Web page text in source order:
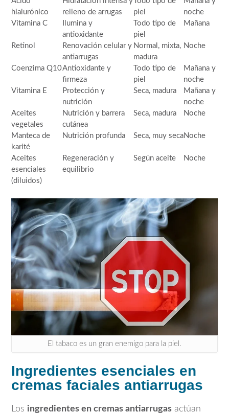
hialurónico
relleno de arrugas
piel
noche
Vitamina C
Ilumina y
antioxidante
Todo tipo de
piel
Mañana
Retinol
Renovación celular y
antiarrugas
Normal, mixta,
madura
Noche
Coenzima Q10Antioxidante y
firmeza
Todo tipo de
piel
Mañana y
noche
Vitamina E
Protección y
nutrición
Seca, madura
Mañana y
noche
Aceites
vegetales
Nutrición y barrera
cutánea
Seca, madura Noche
Manteca de
karité
Nutrición profunda Seca, muy secaNoche
Aceites
esenciales
(diluidos)
Regeneración y
equilibrio
Según aceite Noche
El tabaco es un gran enemigo para la piel.
Ingredientes esenciales en
cremas faciales antiarrugas
Los ingredientes en cremas antiarrugas actúan